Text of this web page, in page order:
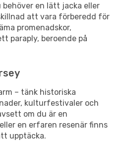
behöver en lätt jacka eller
att vara förberedd för
promenadskor,
paraply, beroende på
– tänk historiska
kulturfestivaler och
om du är en
en erfaren resenär finns
upptäcka.